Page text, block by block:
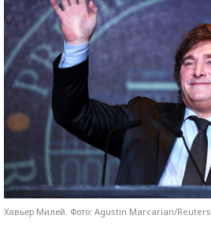
Хавьер Милей. Фото: Agustin Marcarian/Reuters